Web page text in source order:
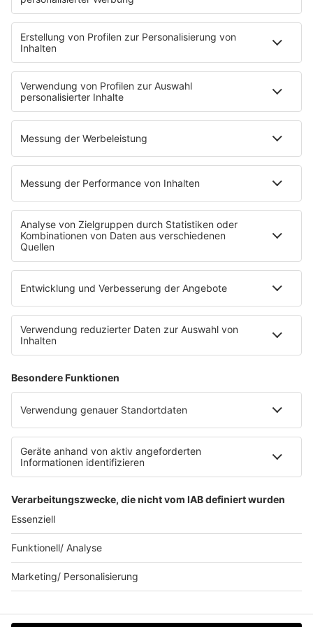
NotAufnahme
"Bewerbung und Karriere"
Aber bitte mit Schlager
Erdbeerkäse
Fitness mit M.A.R.K
Glück in Worten
Todesursache
Niemand muss ein Promi sein
PROGRAMM
Mit den Waffeln einer Frau
SERVICE
Empfang
barba radio App
Impressum
Datenschutz Facebook & Instagram
Datenschutzeinstellungen
Clubbedingungen
Werbung schalten
Waffel-Werbepartner
80s80s.de
90s90s.de
Schlagerplanetradio.com
1deutsch.de
WEIHNACHTSMUSIK.FM
© barba radio. Ein Baby von Barbara Schöneberger und
REGIOCAST.